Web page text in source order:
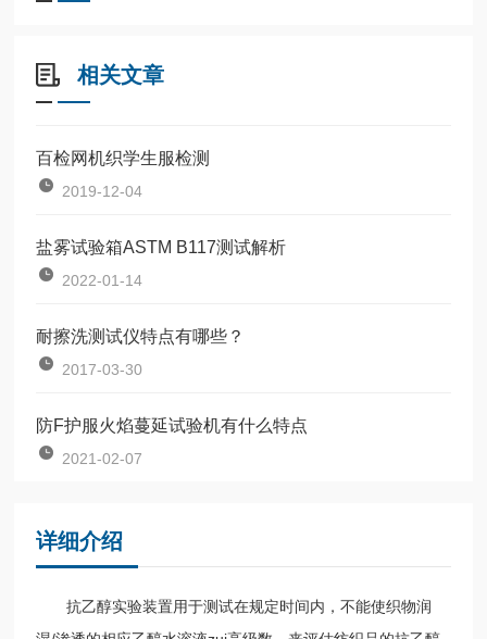
相关文章
百检网机织学生服检测
2019-12-04
盐雾试验箱ASTM B117测试解析
2022-01-14
耐擦洗测试仪特点有哪些？
2017-03-30
防F护服火焰蔓延试验机有什么特点
2021-02-07
详细介绍
抗乙醇实验装置用于测试在规定时间内，不能使织物润